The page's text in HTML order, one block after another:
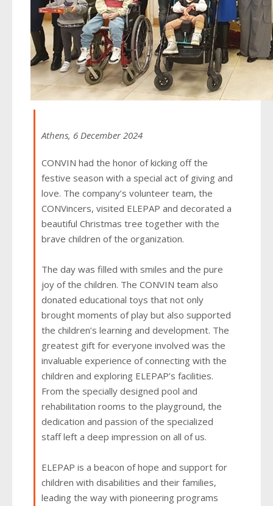
Athens, 6 December 2024
CONVIN had the honor of kicking off the
festive season with a special act of giving and
love. The company’s volunteer team, the
CONVincers, visited ELEPAP and decorated a
beautiful Christmas tree together with the
brave children of the organization.
The day was filled with smiles and the pure
joy of the children. The CONVIN team also
donated educational toys that not only
brought moments of play but also supported
the children’s learning and development. The
greatest gift for everyone involved was the
invaluable experience of connecting with the
children and exploring ELEPAP’s facilities.
From the specially designed pool and
rehabilitation rooms to the playground, the
dedication and passion of the specialized
staff left a deep impression on all of us.
ELEPAP is a beacon of hope and support for
children with disabilities and their families,
leading the way with pioneering programs